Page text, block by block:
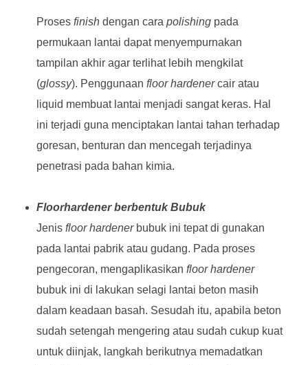
Proses finishdengan cara polishingpada
permukaan lantai dapat menyempurnakan
tampilan akhir agar terlihat lebih mengkilat
(glossy). Penggunaan floor hardenercair atau
liquid membuat lantai menjadi sangat keras. Hal
ini terjadi guna menciptakan lantai tahan terhadap
goresan, benturan dan mencegah terjadinya
penetrasi pada bahan kimia.
Floorhardener berbentuk Bubuk
Jenis floor hardenerbubuk ini tepat di gunakan
pada lantai pabrik atau gudang. Pada proses
pengecoran, mengaplikasikan floor hardener
bubuk ini di lakukan selagi lantai beton masih
dalam keadaan basah. Sesudah itu, apabila beton
sudah setengah mengering atau sudah cukup kuat
untuk diinjak, langkah berikutnya memadatkan